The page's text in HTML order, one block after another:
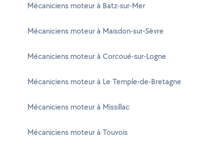
Mécaniciens moteur à Batz-sur-Mer
Mécaniciens moteur à Maisdon-sur-Sèvre
Mécaniciens moteur à Corcoué-sur-Logne
Mécaniciens moteur à Le Temple-de-Bretagne
Mécaniciens moteur à Missillac
Mécaniciens moteur à Touvois